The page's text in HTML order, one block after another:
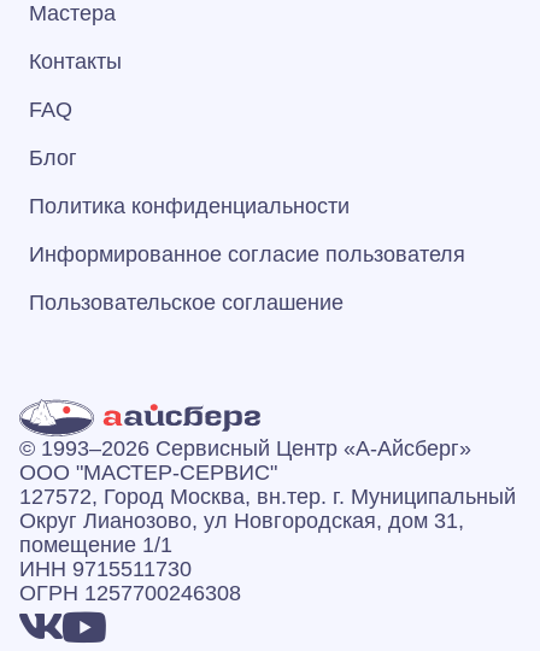
Мастера
Контакты
FAQ
Блог
Политика конфиденциальности
Информированное согласие пользователя
Пользовательское соглашение
© 1993–2026 Сервисный Центр «А‑Айсберг»
ООО "МАСТЕР-СЕРВИС"
127572, Город Москва, вн.тер. г. Муниципальный
Округ Лианозово, ул Новгородская, дом 31,
помещение 1/1
ИНН 9715511730
ОГРН 1257700246308